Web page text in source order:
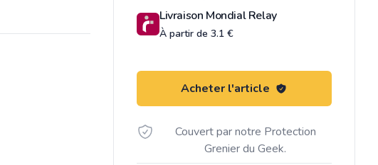
Livraison Mondial Relay
À partir de 3.1 €
Acheter l'article
Couvert par notre Protection
Grenier du Geek.